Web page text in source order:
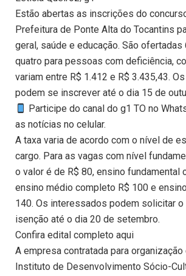
Estão abertas as inscrições do
Prefeitura de Ponte Alta do Tocantins
geral, saúde e educação. São ofertadas
quatro para pessoas com deficiência,
variam entre R$ 1.412 e R$ 3.435,43.
podem se inscrever até o dia 15 de
Participe do canal do g1 TO no
as notícias no celular.
A taxa varia de acordo com o nível de
cargo. Para as vagas com nível
o valor é de R$ 80, ensino fundamental
ensino médio completo R$ 100 e
140. Os interessados podem solicitar
isenção até o dia 20 de setembro.
Confira edital completo aqui
A empresa contratada para
Instituto de Desenvolvimento Sócio-